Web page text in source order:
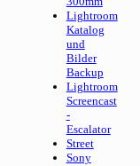
Lightroom
Katalog
und
Bilder
Backup
Lightroom
Screencast
-
Escalator
Street
Sony